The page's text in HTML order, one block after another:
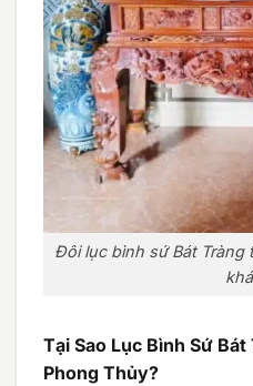
Đôi lục bình sứ Bát
Tại Sao Lục Bình Sứ
Phong Thủy?